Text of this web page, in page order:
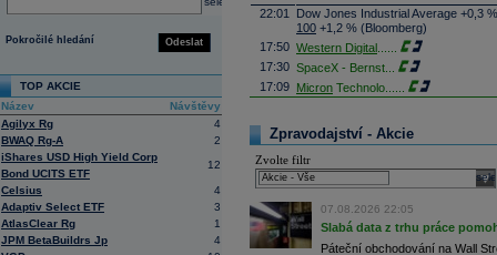
Odeslat
Pokročilé hledání
TOP AKCIE
Název
Návštěvy
Agilyx Rg
4
BWAQ Rg-A
2
iShares USD High Yield Corp
Bond UCITS ETF
12
Celsius
4
Adaptiv Select ETF
3
AtlasClear Rg
1
JPM BetaBuildrs Jp
4
22:01
Dow Jones Industrial Average +0,3
100 +1,2 % (Bloomberg)
17:50 Western Digital
17:30 SpaceX - Bernst
17:09 Micron Technolo
16:26
Objem obchodů s akciemi na
obchodů za poslední rok je 0,665
16:23 Zvýšení výroby balistických střel
nějakou dobu potrvá. Agentuře
Armin Papperger. Společná výroba
doplnit arzenál Spojeným státům,
(ČTK)
16:07 Conocophillips
Zpravodajství - Akcie
Zvolte filtr
07.08.2026 22:05
Slabá data z trhu práce
Páteční obchodování na Wall